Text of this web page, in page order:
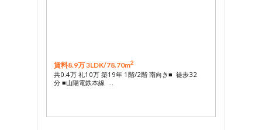
賃料8.9万 3LDK/78.70m2
共0.4万 礼10万 築19年 1階/2階 南向き■ 徒歩32
分 ■山陽電鉄本線 …